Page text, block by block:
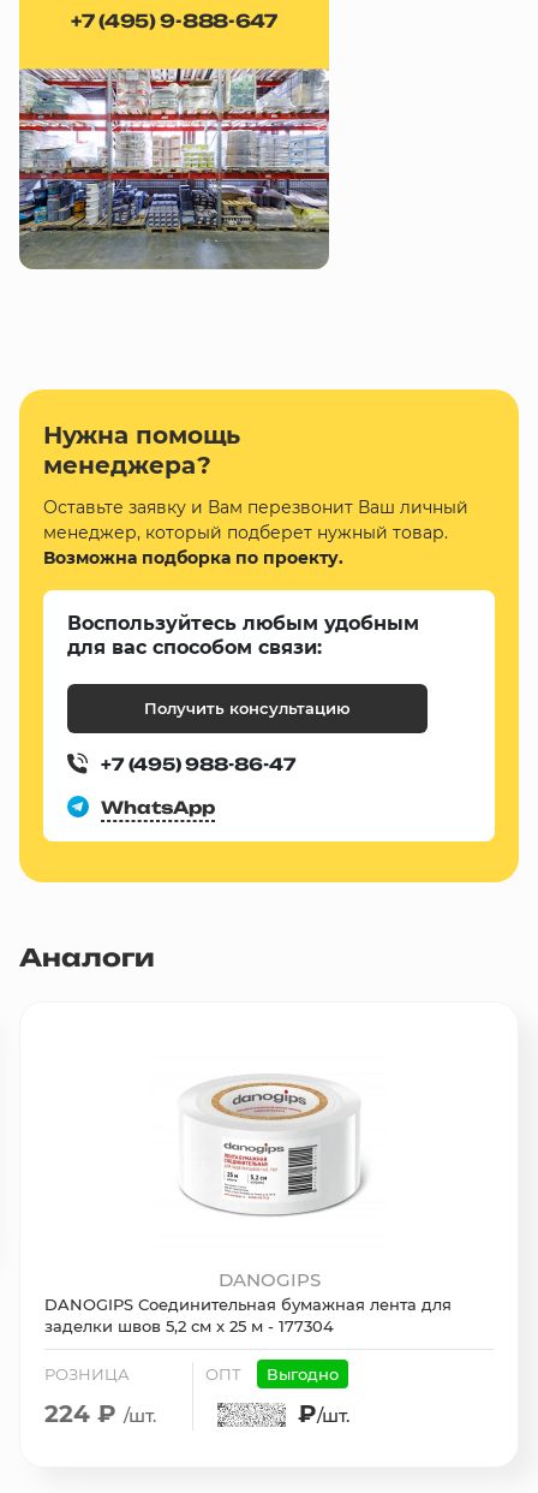
+7 (495) 9-888-647
Нужна помощь
менеджера?
Оставьте заявку и Вам перезвонит Ваш личный
менеджер, который подберет нужный товар.
Возможна подборка по проекту.
Воспользуйтесь любым удобным
для вас способом связи:
Получить консультацию
+7 (495) 988-86-47
WhatsApp
Аналоги
DANOGIPS
DANOGIPS Соединительная бумажная лента для
заделки швов 5,2 см x 25 м - 177304
РОЗНИЦА
224 ₽ /шт.
ОПТ Выгодно
₽/шт.